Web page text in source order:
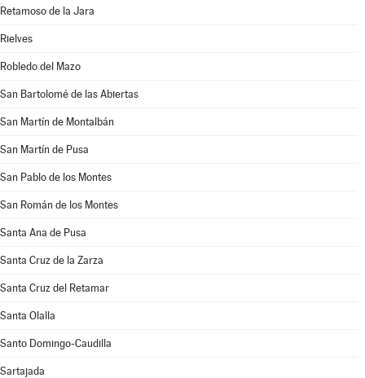
Retamoso de la Jara
Rielves
Robledo del Mazo
San Bartolomé de las Abiertas
San Martín de Montalbán
San Martín de Pusa
San Pablo de los Montes
San Román de los Montes
Santa Ana de Pusa
Santa Cruz de la Zarza
Santa Cruz del Retamar
Santa Olalla
Santo Domingo-Caudilla
Sartajada